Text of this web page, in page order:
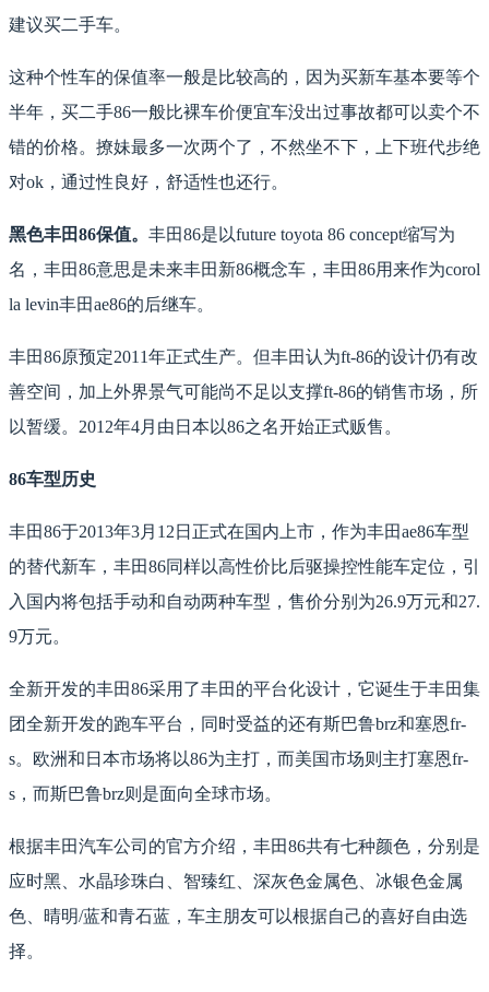
建议买二手车。
这种个性车的保值率一般是比较高的，因为买新车基本要等个
半年，买二手86一般比裸车价便宜车没出过事故都可以卖个不
错的价格。撩妹最多一次两个了，不然坐不下，上下班代步绝
对ok，通过性良好，舒适性也还行。
黑色丰田86保值。 丰田86是以future toyota 86 concept缩写为
名，丰田86意思是未来丰田新86概念车，丰田86用来作为corol
la levin丰田ae86的后继车。
丰田86原预定2011年正式生产。但丰田认为ft-86的设计仍有改
善空间，加上外界景气可能尚不足以支撑ft-86的销售市场，所
以暂缓。2012年4月由日本以86之名开始正式贩售。
86车型历史
丰田86于2013年3月12日正式在国内上市，作为丰田ae86车型
的替代新车，丰田86同样以高性价比后驱操控性能车定位，引
入国内将包括手动和自动两种车型，售价分别为26.9万元和27.
9万元。
全新开发的丰田86采用了丰田的平台化设计，它诞生于丰田集
团全新开发的跑车平台，同时受益的还有斯巴鲁brz和塞恩fr-
s。欧洲和日本市场将以86为主打，而美国市场则主打塞恩fr-
s，而斯巴鲁brz则是面向全球市场。
根据丰田汽车公司的官方介绍，丰田86共有七种颜色，分别是
应时黑、水晶珍珠白、智臻红、深灰色金属色、冰银色金属
色、晴明/蓝和青石蓝，车主朋友可以根据自己的喜好自由选
择。